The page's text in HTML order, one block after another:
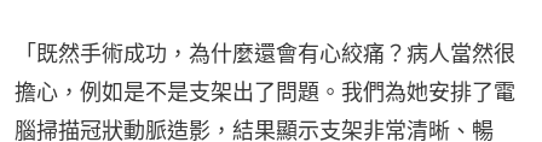
「既然手術成功，為什麼還會有心絞痛？病人當然很
擔心，例如是不是支架出了問題。我們為她安排了電
腦掃描冠狀動脈造影，結果顯示支架非常清晰、暢